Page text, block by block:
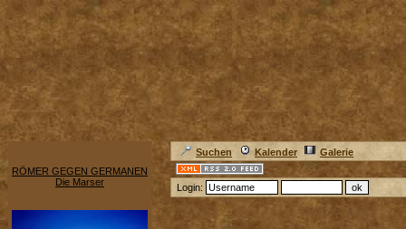
RÖMER GEGEN GERMANEN
Die Marser
Suchen Kalender Galerie
Login: